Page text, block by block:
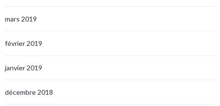
mars 2019
février 2019
janvier 2019
décembre 2018